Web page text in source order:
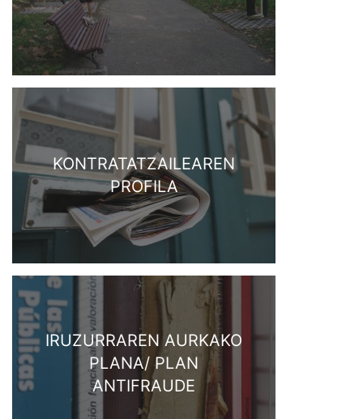
KONTRATATZAILEAREN
PROFILA
IRUZURRAREN AURKAKO
PLANA/ PLAN
ANTIFRAUDE